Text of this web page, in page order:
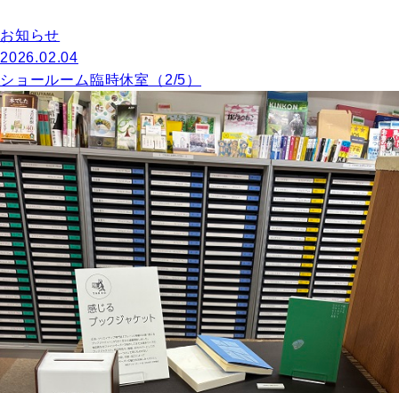
お知らせ
2026.02.04
ショールーム臨時休室（2/5）